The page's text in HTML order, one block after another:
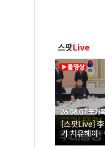
스팟Live
[스팟Live]
가 치유해야
26.08.07 국